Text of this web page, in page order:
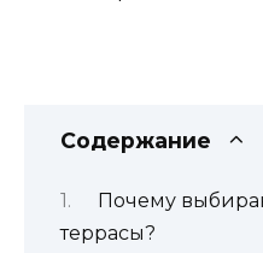
Содержание
Почему
террасы?